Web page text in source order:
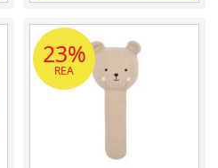
23%
REA